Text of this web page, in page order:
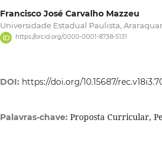
Francisco José Carvalho Mazzeu
Universidade Estadual Paulista,
https://orcid.org/0000-0001-8738-5131
DOI: https://doi.org/10.15687/
Palavras-chave: Proposta Curricular,